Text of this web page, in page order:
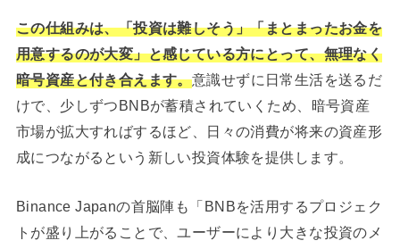
この仕組みは、「投資は難しそう」「まとまったお金を
用意するのが大変」と感じている方にとって、無理なく
暗号資産と付き合えます。意識せずに日常生活を送るだ
けで、少しずつBNBが蓄積されていくため、暗号資産
市場が拡大すればするほど、日々の消費が将来の資産形
成につながるという新しい投資体験を提供します。
Binance Japanの首脳陣も「BNBを活用するプロジェク
トが盛り上がることで、ユーザーにより大きな投資のメ